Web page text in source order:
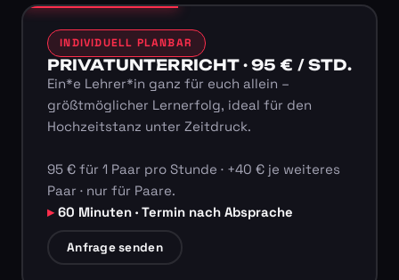
INDIVIDUELL PLANBAR
PRIVATUNTERRICHT · 95 € / STD.
Ein*e Lehrer*in ganz für euch allein –
größtmöglicher Lernerfolg, ideal für den
Hochzeitstanz unter Zeitdruck.
95 € für 1 Paar pro Stunde · +40 € je weiteres
Paar · nur für Paare.
60 Minuten · Termin nach Absprache
Anfrage senden